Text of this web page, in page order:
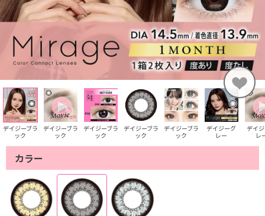
デイジーブラ
ック
デイジーブラ
ック
デイジーブラ
ック
デイジーブラ
ック
デイジーブラ
ック
デイジーグ
レー
デイ
レ
カラー